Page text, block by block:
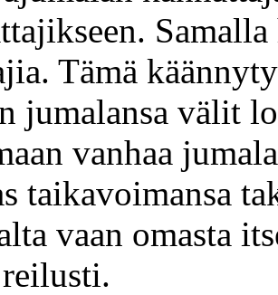
Tämä
jumalansa välit
vanhaa
taikavoimansa
vaan omasta